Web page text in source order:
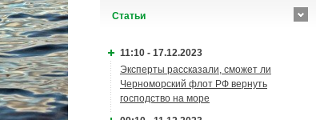
Cтатьи
11:10 - 17.12.2023
Эксперты рассказали, сможет ли
Черноморский флот РФ вернуть
господство на море